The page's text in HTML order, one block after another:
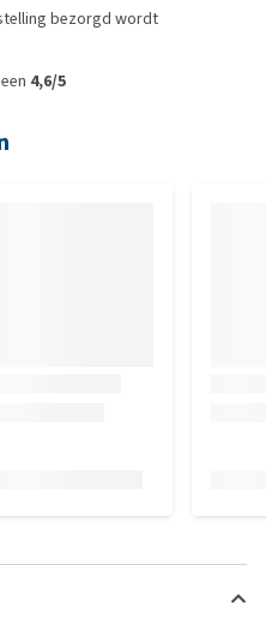
bezorgd wordt
4,6/5